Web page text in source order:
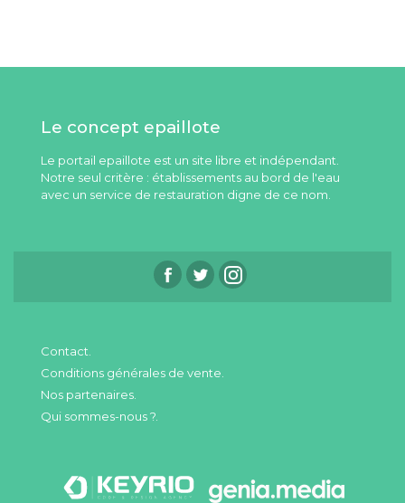
Le concept epaillote
Le portail epaillote est un site libre et indépendant.
Notre seul critère : établissements au bord de l'eau
avec un service de restauration digne de ce nom.
Contact.
Conditions générales de vente.
Nos partenaires.
Qui sommes-nous ?.